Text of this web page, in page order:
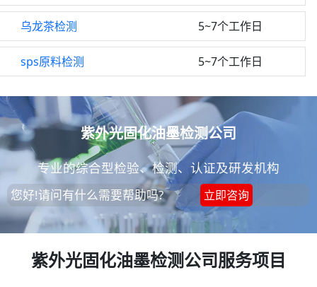
乌龙茶检测 5~7个工作日
sps原料检测 5~7个工作日
紫外光固化油墨检测公司
专业的综合型检验、检测、认证及研发机构
您好!请问有什么需要帮助吗? 立即咨询
紫外光固化油墨检测公司服务项目